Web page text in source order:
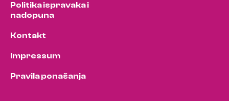
Politika ispravaka i
nadopuna
Kontakt
Impressum
Pravila ponašanja